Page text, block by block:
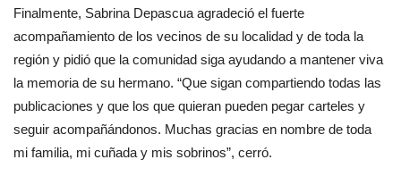
Finalmente, Sabrina Depascua agradeció el fuerte
acompañamiento de los vecinos de su localidad y de toda la
región y pidió que la comunidad siga ayudando a mantener viva
la memoria de su hermano. “Que sigan compartiendo todas las
publicaciones y que los que quieran pueden pegar carteles y
seguir acompañándonos. Muchas gracias en nombre de toda
mi familia, mi cuñada y mis sobrinos”, cerró.